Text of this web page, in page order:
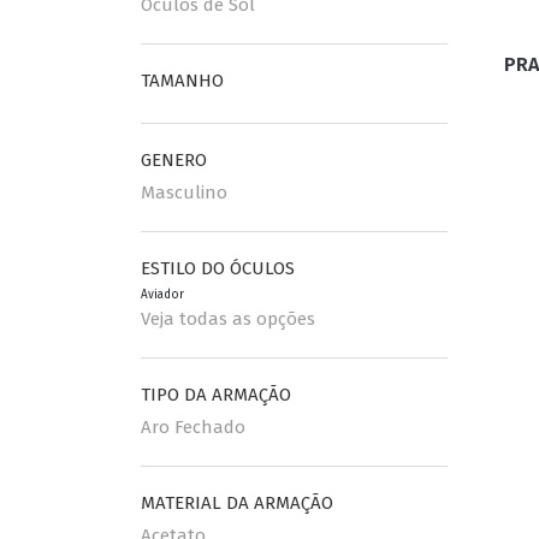
Óculos de Sol
TAMANHO
GENERO
Masculino
ESTILO DO ÓCULOS
Aviador
Veja todas as opções
TIPO DA ARMAÇÃO
Aro Fechado
MATERIAL DA ARMAÇÃO